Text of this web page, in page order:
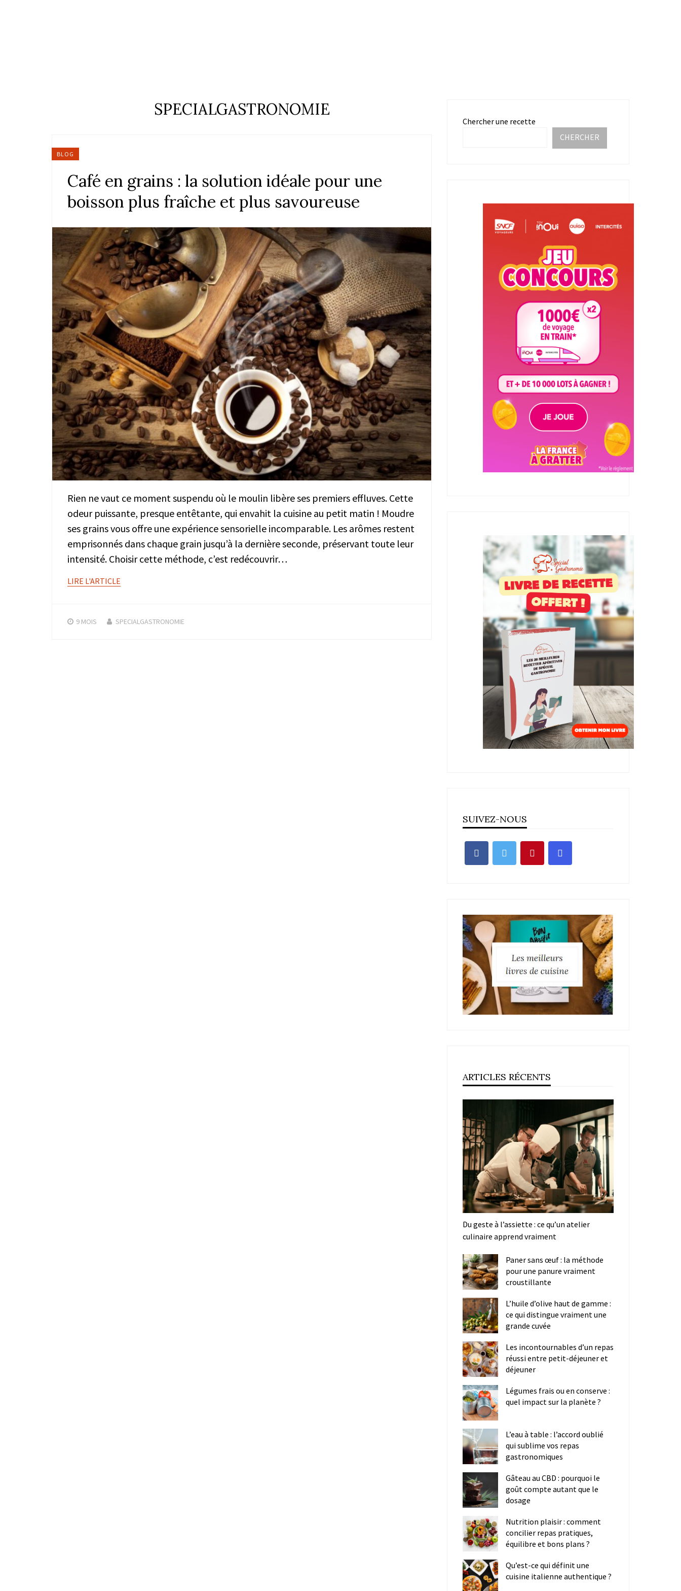
SPECIALGASTRONOMIE
BLOG
Café en grains : la solution idéale pour une
boisson plus fraîche et plus savoureuse
Rien ne vaut ce moment suspendu où le moulin libère ses premiers effluves. Cette
odeur puissante, presque entêtante, qui envahit la cuisine au petit matin ! Moudre
ses grains vous offre une expérience sensorielle incomparable. Les arômes restent
emprisonnés dans chaque grain jusqu’à la dernière seconde, préservant toute leur
intensité. Choisir cette méthode, c’est redécouvrir…
LIRE L'ARTICLE
9 MOIS SPECIALGASTRONOMIE
Chercher une recette
CHERCHER
SUIVEZ-NOUS
ARTICLES RÉCENTS
Du geste à l’assiette : ce qu’un atelier
culinaire apprend vraiment
Paner sans œuf : la méthode
pour une panure vraiment
croustillante
L’huile d’olive haut de gamme :
ce qui distingue vraiment une
grande cuvée
Les incontournables d’un repas
réussi entre petit-déjeuner et
déjeuner
Légumes frais ou en conserve :
quel impact sur la planète ?
L’eau à table : l’accord oublié
qui sublime vos repas
gastronomiques
Gâteau au CBD : pourquoi le
goût compte autant que le
dosage
Nutrition plaisir : comment
concilier repas pratiques,
équilibre et bons plans ?
Qu’est-ce qui définit une
cuisine italienne authentique ?